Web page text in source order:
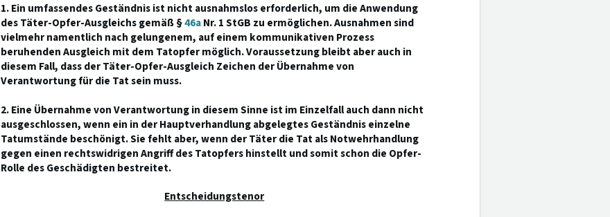
1. Ein umfassendes Geständnis ist nicht ausnahmslos erforderlich, um die Anwendung
des Täter-Opfer-Ausgleichs gemäß §46aNr. 1 StGB zu ermöglichen. Ausnahmen sind
vielmehr namentlich nach gelungenem, auf einem kommunikativen Prozess
beruhenden Ausgleich mit dem Tatopfer möglich. Voraussetzung bleibt aber auch in
diesem Fall, dass der Täter-Opfer-Ausgleich Zeichen der Übernahme von
Verantwortung für die Tat sein muss.
2. Eine Übernahme von Verantwortung in diesem Sinne ist im Einzelfall auch dann nicht
ausgeschlossen, wenn ein in der Hauptverhandlung abgelegtes Geständnis einzelne
Tatumstände beschönigt. Sie fehlt aber, wenn der Täter die Tat als Notwehrhandlung
gegen einen rechtswidrigen Angriff des Tatopfers hinstellt und somit schon die Opfer-
Rolle des Geschädigten bestreitet.
Entscheidungstenor